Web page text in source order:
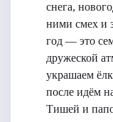
снега,
ними смех и
год — это
дружеской
украшаем
после идём
Тишей и